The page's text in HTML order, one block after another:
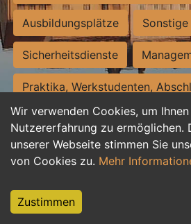
Wir verwenden Cookies, um
Nutzererfahrung zu ermöglichen.
unserer Webseite stimmen Sie
von Cookies zu. Mehr
Zustimmen
Ausbildungsplätze
Sicherheitsdienste
Praktika, Werkstudenten,
Personalwesen Assistenz,
Hilfskräfte, Aushilfs- und
Weiterbildung, Studium, duale